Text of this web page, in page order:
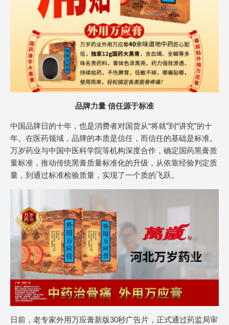
品牌力量 信任源于标准
中国品牌日的十年，也是消费者对国货从“将就”到“讲究”的十
年。在医药领域，品牌的本质是信任，而信任的基础是标准。
万岁药业与中国中医科学院等机构深度合作，确定国药黑膏质
量标准，推动传统黑膏质量标准化的升级，从依靠经验判定质
量，到通过标准检验质量，实现了一个质的飞跃。
日前，老专家外用万应膏新版30秒广告片，正式通过药监局审